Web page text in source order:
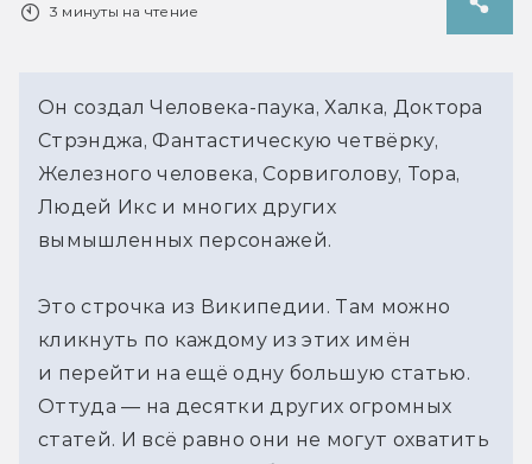
3 минуты на чтение
Он создал Человека-паука, Халка, Доктора
Стрэнджа, Фантастическую четвёрку,
Железного человека, Сорвиголову, Тора,
Людей Икс и многих других
вымышленных персонажей.
Это строчка из Википедии. Там можно
кликнуть по каждому из этих имён
и перейти на ещё одну большую статью.
Оттуда — на десятки других огромных
статей. И всё равно они не могут охватить